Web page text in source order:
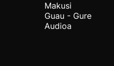
Makusi
Guau - Gure
Audioa